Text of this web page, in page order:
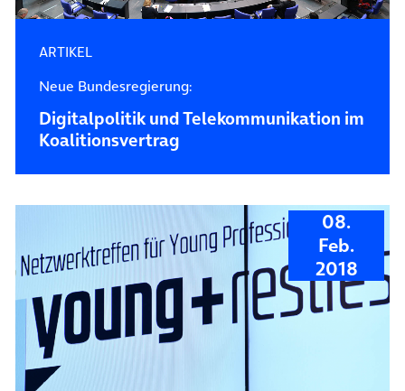
ARTIKEL
Neue Bundesregierung:
Digitalpolitik und Telekommunikation im
Koalitionsvertrag
08.
Feb.
2018